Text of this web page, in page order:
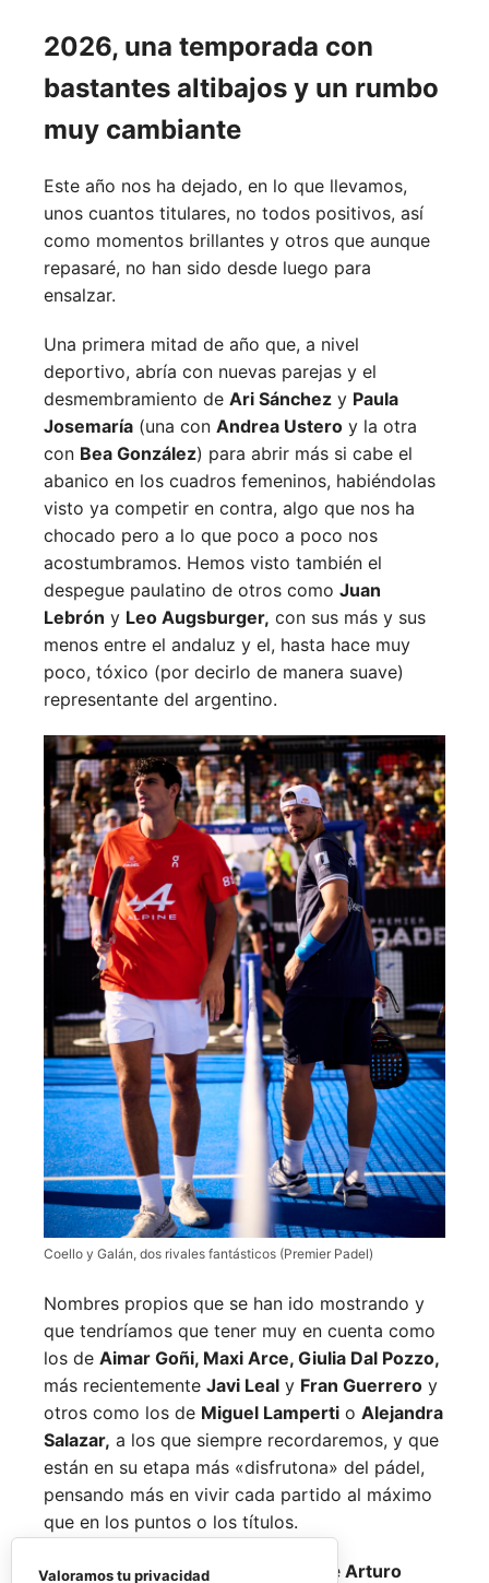
2026, una temporada con
bastantes altibajos y un rumbo
muy cambiante
Este año nos ha dejado, en lo que llevamos,
unos cuantos titulares, no todos positivos, así
como momentos brillantes y otros que aunque
repasaré, no han sido desde luego para
ensalzar.
Una primera mitad de año que, a nivel
deportivo, abría con nuevas parejas y el
desmembramiento de Ari Sánchez y Paula
Josemaría (una con Andrea Ustero y la otra
con Bea González) para abrir más si cabe el
abanico en los cuadros femeninos, habiéndolas
visto ya competir en contra, algo que nos ha
chocado pero a lo que poco a poco nos
acostumbramos. Hemos visto también el
despegue paulatino de otros como Juan
Lebrón y Leo Augsburger, con sus más y sus
menos entre el andaluz y el, hasta hace muy
poco, tóxico (por decirlo de manera suave)
representante del argentino.
Coello y Galán, dos rivales fantásticos (Premier Padel)
Nombres propios que se han ido mostrando y
que tendríamos que tener muy en cuenta como
los de Aimar Goñi, Maxi Arce, Giulia Dal Pozzo,
más recientemente Javi Leal y Fran Guerrero y
otros como los de Miguel Lamperti o Alejandra
Salazar, a los que siempre recordaremos, y que
están en su etapa más «disfrutona» del pádel,
pensando más en vivir cada partido al máximo
que en los puntos o los títulos.
No por ello hemos de olvidarnos de Arturo
Valoramos tu privacidad